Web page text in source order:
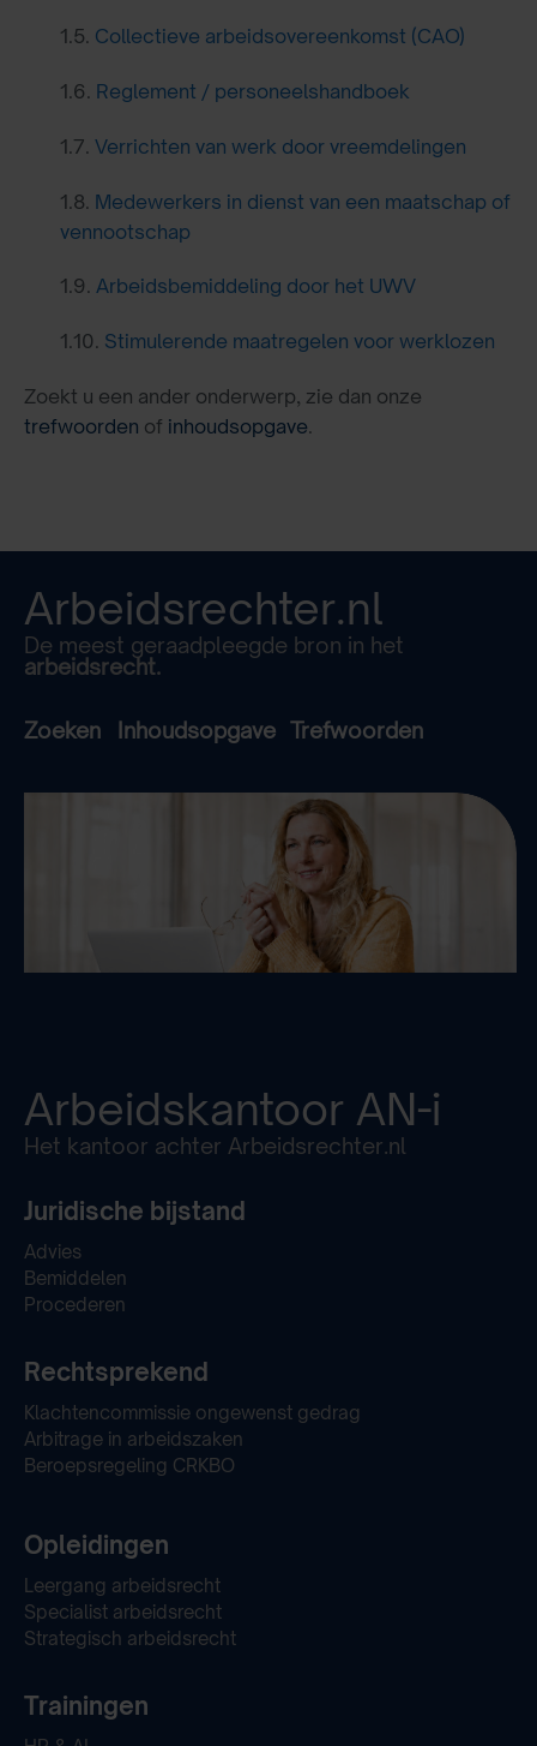
1.5. Collectieve arbeidsovereenkomst (CAO)
1.6. Reglement / personeelshandboek
1.7. Verrichten van werk door vreemdelingen
1.8. Medewerkers in dienst van een maatschap of
vennootschap
1.9. Arbeidsbemiddeling door het UWV
1.10. Stimulerende maatregelen voor werklozen
Zoekt u een ander onderwerp, zie dan onze
trefwoorden of inhoudsopgave.
Arbeidsrechter.nl
De meest geraadpleegde bron in het
arbeidsrecht.
Zoeken Inhoudsopgave Trefwoorden
Arbeidskantoor AN-i
Het kantoor achter Arbeidsrechter.nl
Juridische bijstand
Advies
Bemiddelen
Procederen
Rechtsprekend
Klachtencommissie ongewenst gedrag
Arbitrage in arbeidszaken
Beroepsregeling CRKBO
Opleidingen
Leergang arbeidsrecht
Specialist arbeidsrecht
Strategisch arbeidsrecht
Trainingen